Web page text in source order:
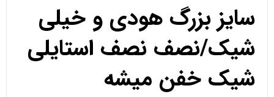
سایز بزرگ هودی و خیلی
شیک/نصف نصف استایلی
شیک خفن میشه